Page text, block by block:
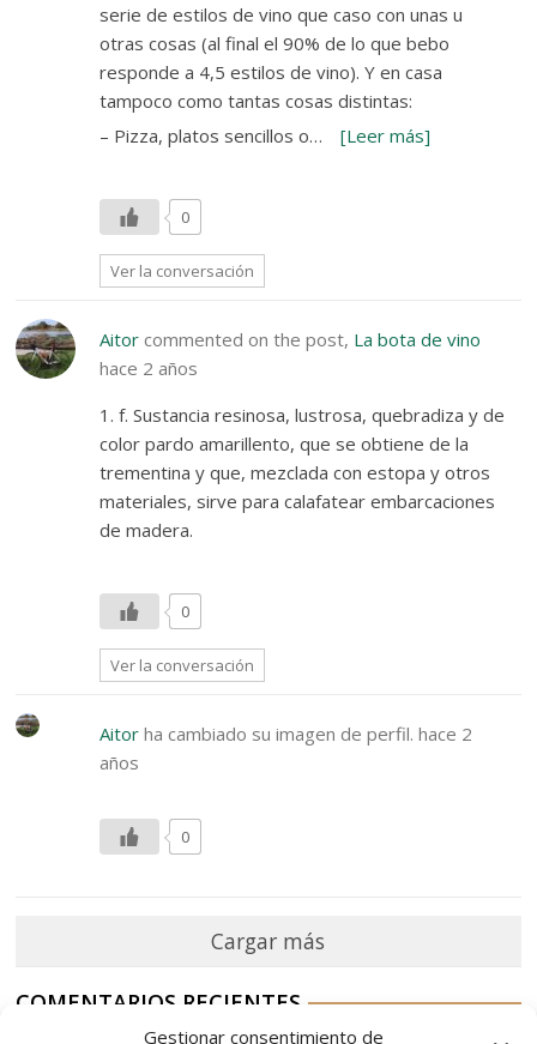
Gestionar consentimiento de
serie de estilos de vino que caso con unas u
otras cosas (al final el 90% de lo que bebo
responde a 4,5 estilos de vino). Y en casa
tampoco como tantas cosas distintas:
– Pizza, platos sencillos o…
[Leer más]
0
Ver la conversación
Aitor commented on the post, La bota de vino
hace 2 años
1. f. Sustancia resinosa, lustrosa, quebradiza y de
color pardo amarillento, que se obtiene de la
trementina y que, mezclada con estopa y otros
materiales, sirve para calafatear embarcaciones
de madera.
0
Ver la conversación
Aitor ha cambiado su imagen de perfil.hace 2
años
0
Cargar más
COMENTARIOS RECIENTES